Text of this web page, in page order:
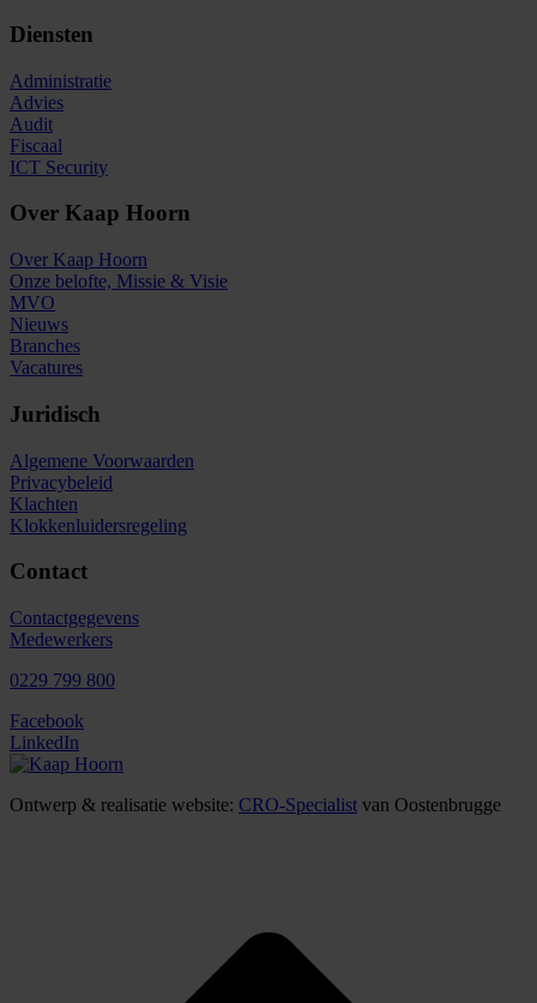
Diensten
Administratie
Advies
Audit
Fiscaal
ICT Security
Over Kaap Hoorn
Over Kaap Hoorn
Onze belofte, Missie & Visie
MVO
Nieuws
Branches
Vacatures
Juridisch
Algemene Voorwaarden
Privacybeleid
Klachten
Klokkenluidersregeling
Contact
Contactgegevens
Medewerkers
0229 799 800
Facebook
LinkedIn
Ontwerp & realisatie website: CRO-Specialist van Oostenbrugge